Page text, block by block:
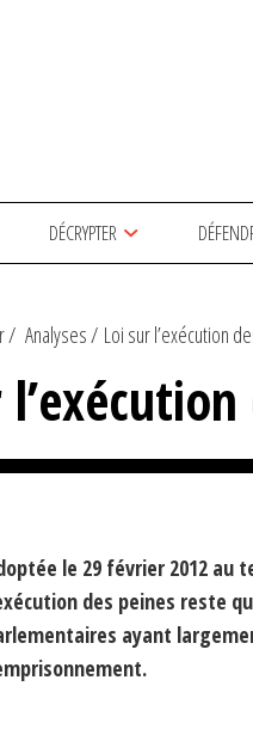
DÉCRYPTER
Analyses Loi sur l’exécution
le 29 février 2012 au
des peines reste
ayant